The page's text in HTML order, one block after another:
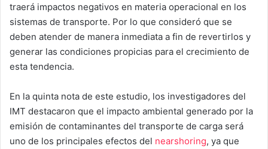
traerá impactos negativos en materia operacional en los
sistemas de transporte. Por lo que consideró que se
deben atender de manera inmediata a fin de revertirlos y
generar las condiciones propicias para el crecimiento de
esta tendencia.
En la quinta nota de este estudio, los investigadores del
IMT destacaron que el impacto ambiental generado por la
emisión de contaminantes del transporte de carga será
uno de los principales efectos del nearshoring, ya que